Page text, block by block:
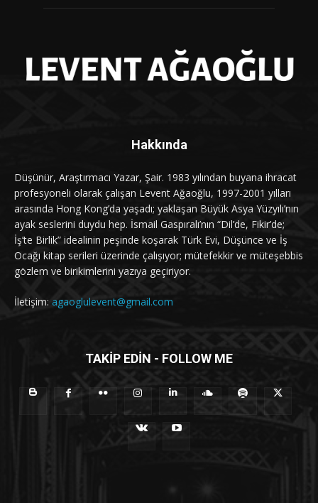
Hakkında
Düşünür, Araştırmacı Yazar, Şair. 1983 yılından buyana ihracat
profesyoneli olarak çalışan Levent Ağaoğlu, 1997-2001 yılları
arasında Hong Kong’da yaşadı; yaklaşan Büyük Asya Yüzyılı’nın
ayak seslerini duydu hep. İsmail Gaspıralı’nın “Dil’de, Fikir’de;
İş’te Birlik” idealinin peşinde koşarak Türk Evi, Düşünce ve İş
Ocağı kitap serileri üzerinde çalışıyor; mütefekkir ve müteşebbis
gözlem ve birikimlerini yazıya geçiriyor.
İletişim: agaoglulevent@gmail.com
TAKİP EDİN - FOLLOW ME